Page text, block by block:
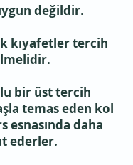
değildir.
kıyafetler tercih
bir üst tercih
temas eden kol
esnasında daha
ederler.